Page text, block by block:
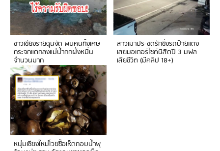
ชาวเชียงรายฉุนจัด พบคนทิ้งเศษ
กระจกแตกลงแม่น้ำกกฝั่งหมิ่น
จำนวนมาก
สาวเมาประชดรักซิ่งรถป้ายแดง
เสยมอเตอร์ไซค์นิสิตปี 3 มฟล
เสียชีวิต (มีคลิป 18+)
หนุ่มเชียงใหม่โวยซื้อเห็ดถอบน้ำพุ